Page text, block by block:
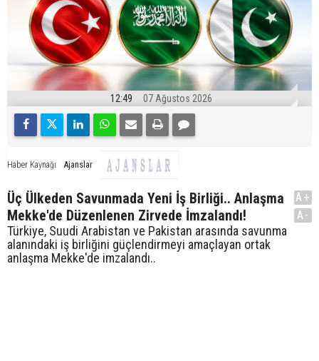
12:49 07 Ağustos 2026
Haber Kaynağı Ajanslar
Üç Ülkeden Savunmada Yeni İş Birliği.. Anlaşma
Mekke'de Düzenlenen Zirvede İmzalandı!
Türkiye, Suudi Arabistan ve Pakistan arasında savunma
alanındaki iş birliğini güçlendirmeyi amaçlayan ortak
anlaşma Mekke'de imzalandı..
A+
A-